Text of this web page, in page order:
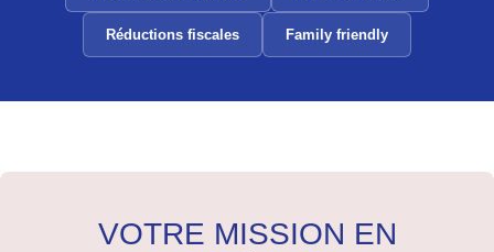
Réductions fiscales Family friendly
VOTRE MISSION EN